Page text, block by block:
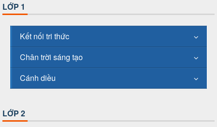
LỚP 1
Kết nối tri thức
Chân trời sáng tạo
Cánh diều
LỚP 2